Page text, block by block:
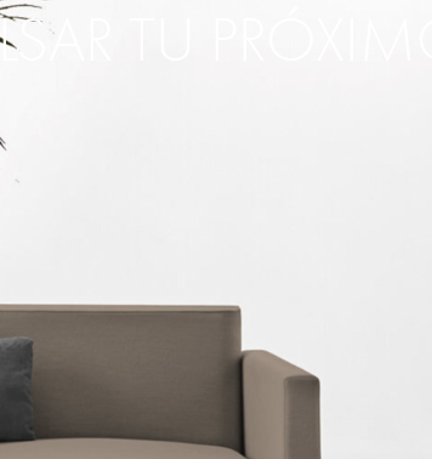
TU PRÓXIMO